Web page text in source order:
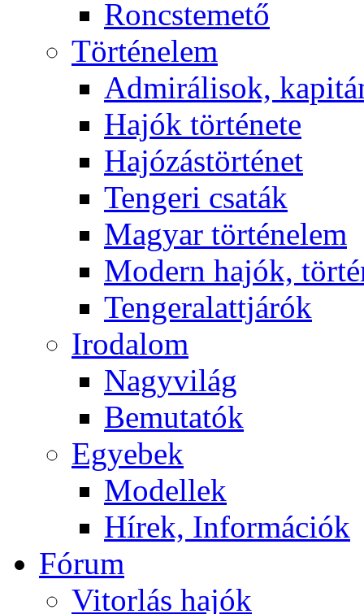
Roncstemető
Történelem
Admirálisok,
Hajók története
Hajózástörténet
Tengeri csaták
Magyar történelem
Modern hajók,
Tengeralattjárók
Irodalom
Nagyvilág
Bemutatók
Egyebek
Modellek
Hírek, Információk
Fórum
Vitorlás hajók